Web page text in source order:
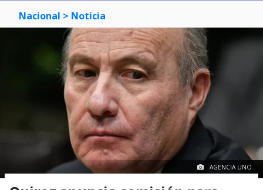
Nacional > Noticia
AGENCIA UNO.